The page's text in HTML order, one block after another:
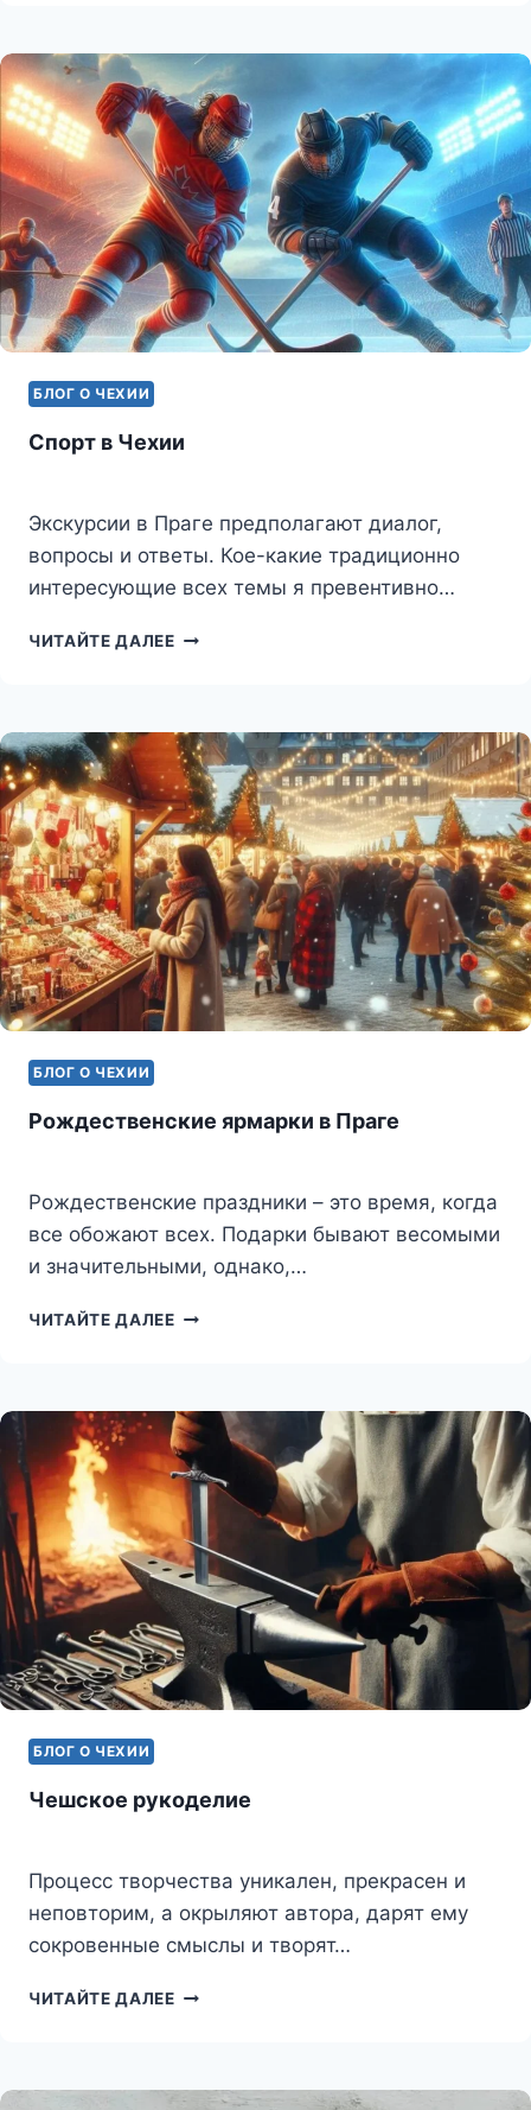
БЛОГ О ЧЕХИИ
Спорт в Чехии
Экскурсии в Праге предполагают диалог,
вопросы и ответы. Кое-какие традиционно
интересующие всех темы я превентивно…
ЧИТАЙТЕ ДАЛЕЕСПОРТ
БЛОГ О ЧЕХИИ
Рождественские ярмарки в Праге
Рождественские праздники – это время, когда
все обожают всех. Подарки бывают весомыми
и значительными, однако,…
ЧИТАЙТЕ ДАЛЕЕРОЖДЕСТВЕНСКИЕ
БЛОГ О ЧЕХИИ
Чешское рукоделие
Процесс творчества уникален, прекрасен и
неповторим, а окрыляют автора, дарят ему
сокровенные смыслы и творят…
ЧИТАЙТЕ ДАЛЕЕЧЕШСКОЕ